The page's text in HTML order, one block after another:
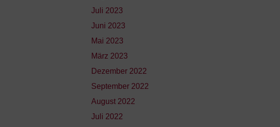
Juli 2023
Juni 2023
Mai 2023
März 2023
Dezember 2022
September 2022
August 2022
Juli 2022